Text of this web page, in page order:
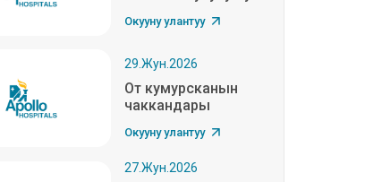
Окууну улантуу
29.Жун.2026
От кумурсканын
чаккандары
Окууну улантуу
27.Жун.2026